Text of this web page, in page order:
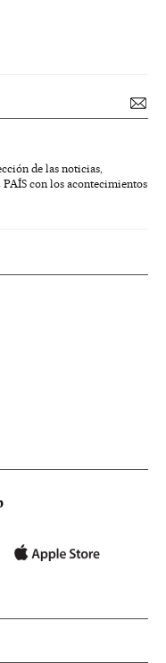
de las noticias,
con los acontecimientos